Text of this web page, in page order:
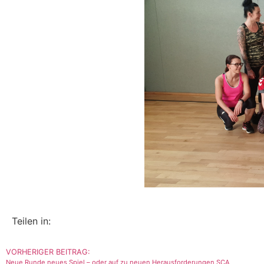
Teilen in:
VORHERIGER BEITRAG:
Neue Runde neues Spiel – oder auf zu neuen Herausforderungen SCA